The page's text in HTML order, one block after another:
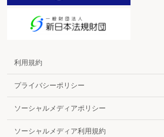
利用規約
プライバシーポリシー
ソーシャルメディアポリシー
ソーシャルメディア利用規約